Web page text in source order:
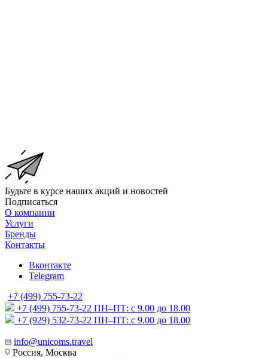
Будьте в курсе наших акций и новостей
Подписаться
О компании
Услуги
Бренды
Контакты
Вконтакте
Telegram
+7 (499) 755-73-22
+7 (499) 755-73-22 ПН–ПТ: с 9.00 до 18.00
+7 (929) 532-73-22 ПН–ПТ: с 9.00 до 18.00
info@unicoms.travel
Россия, Москва